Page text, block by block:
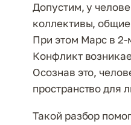
Допустим, у
коллективы,
При этом Марс в 2-
Конфликт
Осознав это,
пространство для
Такой разбор